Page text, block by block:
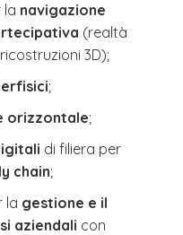
la navigazione
(realtà
3D);
;
orizzontale;
di filiera per
chain;
la gestione e il
aziendali con